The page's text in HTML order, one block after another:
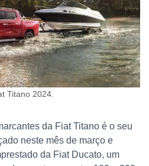
Titano 2024.
da Fiat Titano é o seu
neste mês de março e
da Fiat Ducato, um